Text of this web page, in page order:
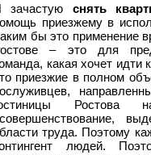
зачастую снять
приезжему в
бы это применение
– это для
какая хочет идти
приезжие в полном
труда. Поэтому
людей.